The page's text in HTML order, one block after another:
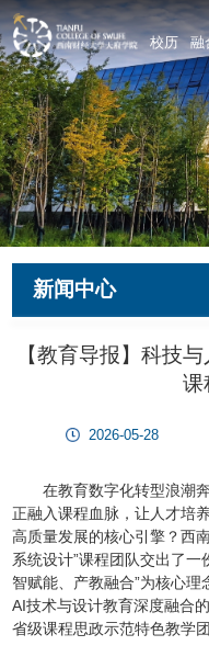
校历 融
新闻中心
【教育导报】科技
课
2026-05-28
在教育数字化转型浪潮
正融入课程血脉，让人才培
高质量发展的核心引擎？西
系统设计”课程团队交出了
智赋能、产教融合”为核心
AI技术与设计教育深度融合
省级课程思政示范特色教学